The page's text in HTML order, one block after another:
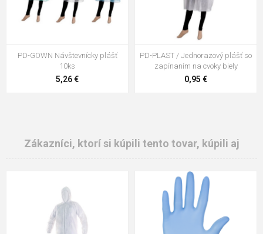
PD-GOWN Návštevnícky plášť
10ks
5,26 €
PD-PLAST / Jednorazový plášť so
zapínaním na cvoky biely
0,95 €
Zákazníci, ktorí si kúpili tento tovar, kúpili aj